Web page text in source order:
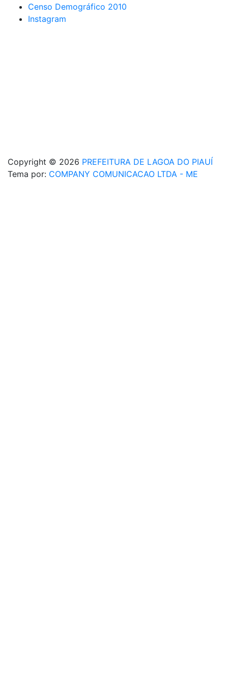
Censo Demográfico 2010
Instagram
Copyright © 2026 PREFEITURA DE LAGOA DO PIAUÍ
Tema por: COMPANY COMUNICACAO LTDA - ME